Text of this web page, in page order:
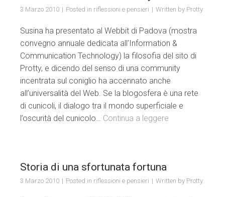
3 Marzo 2010 Posted in riflessioni e pensieri Written by Protty
Susina ha presentato al Webbit di Padova (mostra
convegno annuale dedicata all’Information &
Communication Technology) la filosofia del sito di
Protty, e dicendo del senso di una community
incentrata sul coniglio ha accennato anche
all’universalità del Web. Se la blogosfera è una rete
di cunicoli, il dialogo tra il mondo superficiale e
l’oscurità del cunicolo… Continua a leggere
Storia di una sfortunata fortuna
3 Marzo 2010 Posted in riflessioni e pensieri Written by Protty